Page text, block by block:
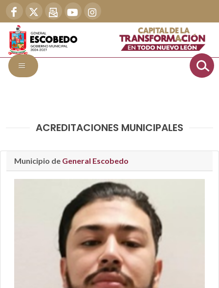
ACREDITACIONES MUNICIPALES
Municipio de General Escobedo